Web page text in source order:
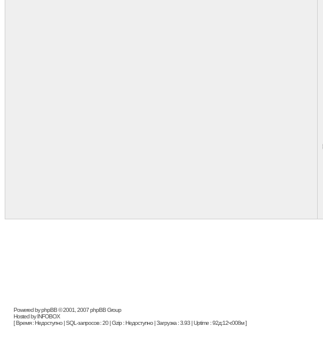
Powered by phpBB © 2001, 2007 phpBB Group
Hosted by INFOBOX
[ Время : Недоступно | SQL-запросов : 20 | Gzip : Недоступно | Загрузка : 3.93 | Uptime : 92д:12ч:008м ]